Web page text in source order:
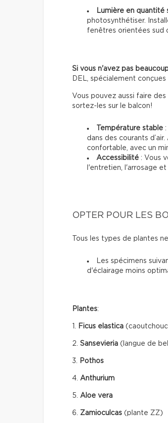
Lumière en quantité
photosynthétiser.
fenêtres orientées sud
Si vous n'avez pas
DEL, spécialement
Vous pouvez aussi faire des
sortez-les sur le balcon!
Température stable
dans des courants
confortable, avec un
Accessibilité : Vous
l'entretien, l'arrosage
OPTER POUR LES
Tous les types de plantes
Les spécimens
d'éclairage moins
Plantes:
1. Ficus elastica
2. Sansevieria (langue de
3. Pothos
4. Anthurium
5. Aloe vera
6. Zamioculcas (plante ZZ)